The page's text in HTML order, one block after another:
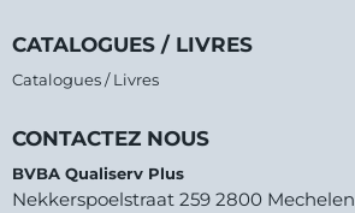
CATALOGUES / LIVRES
Catalogues / Livres
CONTACTEZ NOUS
BVBA Qualiserv Plus
Nekkerspoelstraat 259 2800 Mechelen